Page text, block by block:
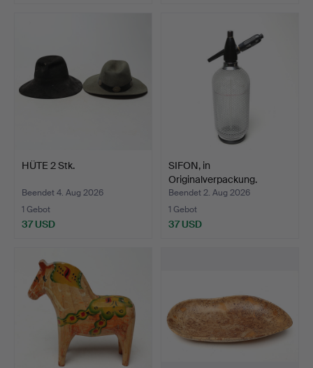
HÜTE 2 Stk.
Beendet 4. Aug 2026
1 Gebot
37 USD
SIFON, in
Originalverpackung.
Beendet 2. Aug 2026
1 Gebot
37 USD